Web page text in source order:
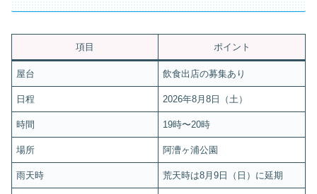
項目 ポイント
屋台 飲食出店の募集あり
日程 2026年8月8日（土）
時間 19時〜20時
場所 阿漕ヶ浦公園
雨天時 荒天時は8月9日（日）に延期